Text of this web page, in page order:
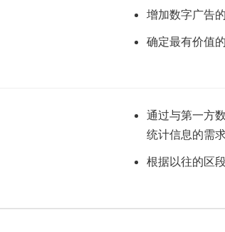
增加数字广告的
确定最有价值
通过与第一方
统计信息的需求
根据以往的区